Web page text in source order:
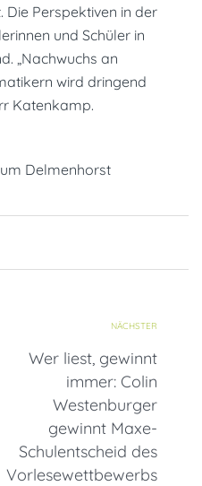
Die Perspektiven in der
und Schüler in
„Nachwuchs an
wird dringend
Katenkamp.
Delmenhorst
NÄCHSTER
Wer liest, gewinnt
immer: Colin
Westenburger
gewinnt Maxe-
Schulentscheid des
Vorlesewettbewerbs